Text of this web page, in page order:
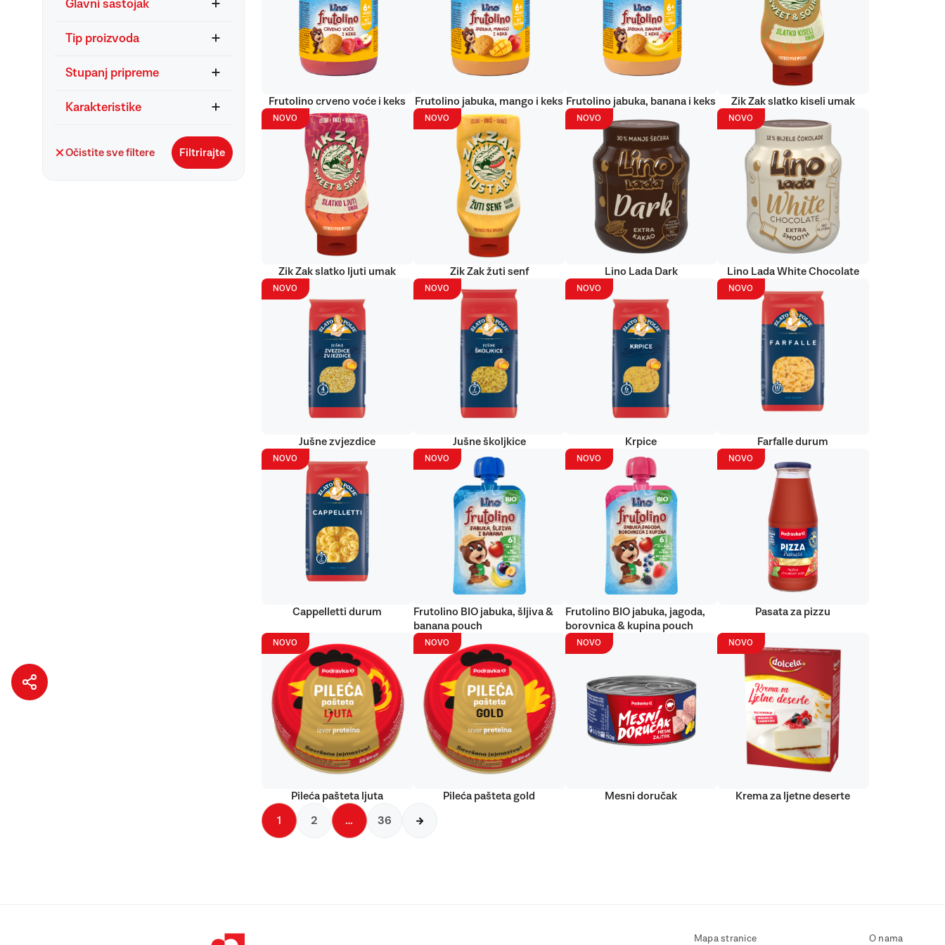
Glavni sastojak
Tip proizvoda
Stupanj pripreme
Karakteristike
Očistite sve filtere Filtrirajte
Frutolino crveno voće i keks Frutolino jabuka, mango i keks Frutolino jabuka, banana i keks Zik Zak slatko kiseli umak
NOVO
Zik Zak slatko ljuti umak
NOVO
Zik Zak žuti senf
NOVO
Lino Lada Dark
NOVO
Lino Lada White Chocolate
NOVO
Jušne zvjezdice
NOVO
Jušne školjkice
NOVO
Krpice
NOVO
Farfalle durum
NOVO
Cappelletti durum
NOVO
Frutolino BIO jabuka, šljiva &
banana pouch
NOVO
Frutolino BIO jabuka, jagoda,
borovnica & kupina pouch
NOVO
Pasata za pizzu
NOVO
Pileća pašteta ljuta
NOVO
Pileća pašteta gold
NOVO
Mesni doručak
NOVO
Krema za ljetne deserte
1 2 … 36
Mapa stranice O nama